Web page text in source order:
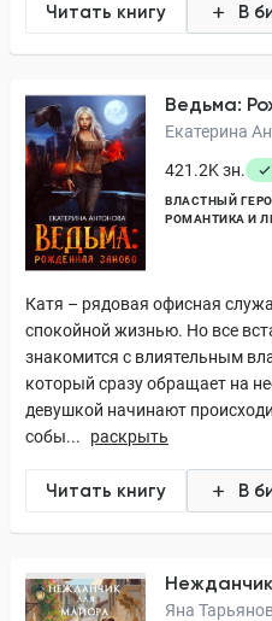
Читать книгу В
Ведьма:
Екатерина
421.2K зн.
ВЛАСТНЫЙ
РОМАНТИКА И
Катя – рядовая офисная
спокойной жизнью. Но все
знакомится с влиятельным
который сразу обращает на
девушкой начинают
собы...
раскрыть
Читать книгу В
Яна